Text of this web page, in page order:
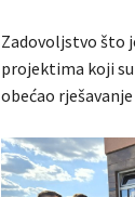
Zadovoljstvo što
projektima koji
obećao